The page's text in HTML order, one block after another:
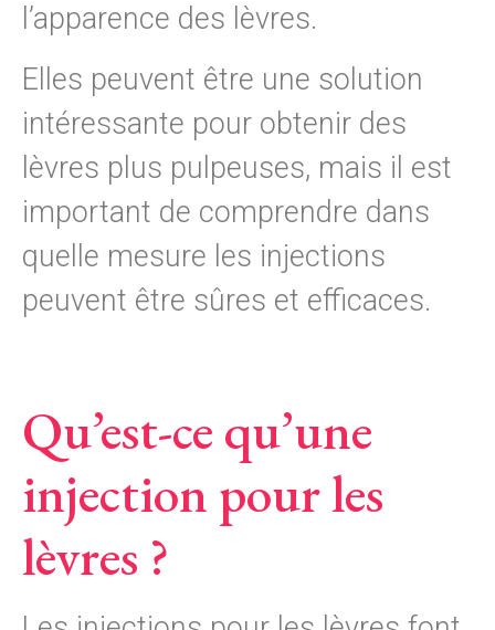
l’apparence des lèvres.
Elles peuvent être une solution
intéressante pour obtenir des
lèvres plus pulpeuses, mais il est
important de comprendre dans
quelle mesure les injections
peuvent être sûres et efficaces.
Qu’est-ce qu’une
injection pour les
lèvres ?